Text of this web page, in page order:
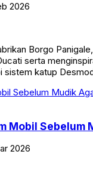
2026
Borgo
serta
sistem katup
Mobil Sebelum
2026